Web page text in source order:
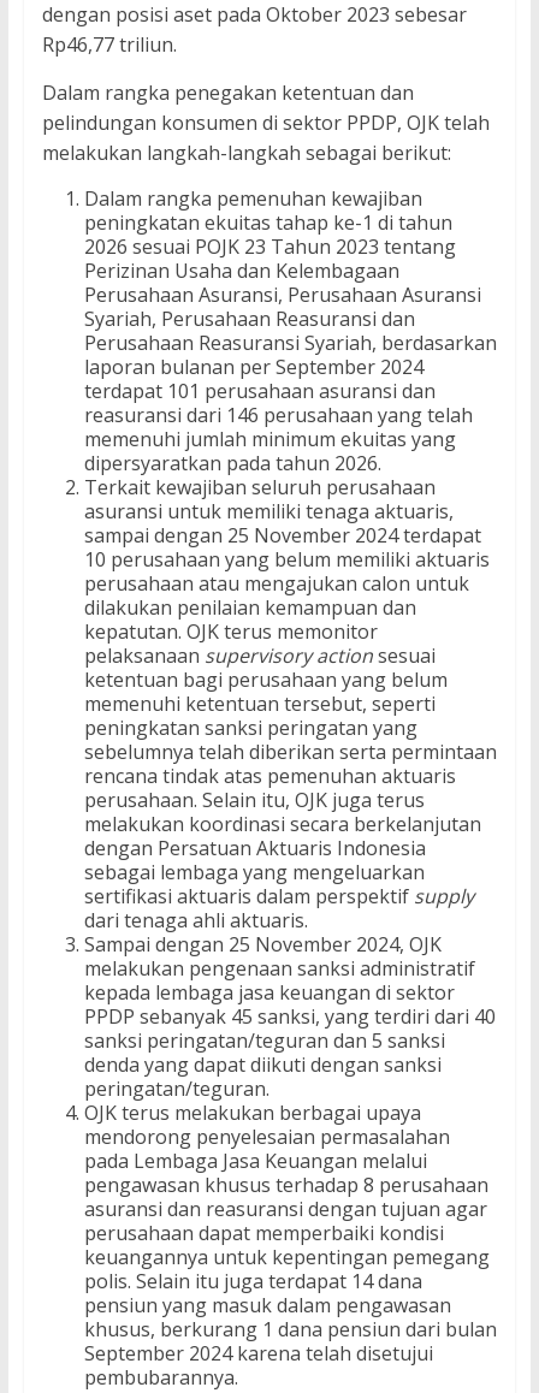
dengan posisi aset pada Oktober 2023 sebesar
Rp46,77 triliun.
Dalam rangka penegakan ketentuan dan
pelindungan konsumen di sektor PPDP, OJK telah
melakukan langkah-langkah sebagai berikut:
Dalam rangka pemenuhan kewajiban
peningkatan ekuitas tahap ke-1 di tahun
2026 sesuai POJK 23 Tahun 2023 tentang
Perizinan Usaha dan Kelembagaan
Perusahaan Asuransi, Perusahaan Asuransi
Syariah, Perusahaan Reasuransi dan
Perusahaan Reasuransi Syariah, berdasarkan
laporan bulanan per September 2024
terdapat 101 perusahaan asuransi dan
reasuransi dari 146 perusahaan yang telah
memenuhi jumlah minimum ekuitas yang
dipersyaratkan pada tahun 2026.
Terkait kewajiban seluruh perusahaan
asuransi untuk memiliki tenaga aktuaris,
sampai dengan 25 November 2024 terdapat
10 perusahaan yang belum memiliki aktuaris
perusahaan atau mengajukan calon untuk
dilakukan penilaian kemampuan dan
kepatutan. OJK terus memonitor
pelaksanaan supervisory actionsesuai
ketentuan bagi perusahaan yang belum
memenuhi ketentuan tersebut, seperti
peningkatan sanksi peringatan yang
sebelumnya telah diberikan serta permintaan
rencana tindak atas pemenuhan aktuaris
perusahaan. Selain itu, OJK juga terus
melakukan koordinasi secara berkelanjutan
dengan Persatuan Aktuaris Indonesia
sebagai lembaga yang mengeluarkan
sertifikasi aktuaris dalam perspektif supply
dari tenaga ahli aktuaris.
Sampai dengan 25 November 2024, OJK
melakukan pengenaan sanksi administratif
kepada lembaga jasa keuangan di sektor
PPDP sebanyak 45 sanksi, yang terdiri dari 40
sanksi peringatan/teguran dan 5 sanksi
denda yang dapat diikuti dengan sanksi
peringatan/teguran.
OJK terus melakukan berbagai upaya
mendorong penyelesaian permasalahan
pada Lembaga Jasa Keuangan melalui
pengawasan khusus terhadap 8 perusahaan
asuransi dan reasuransi dengan tujuan agar
perusahaan dapat memperbaiki kondisi
keuangannya untuk kepentingan pemegang
polis. Selain itu juga terdapat 14 dana
pensiun yang masuk dalam pengawasan
khusus, berkurang 1 dana pensiun dari bulan
September 2024 karena telah disetujui
pembubarannya.